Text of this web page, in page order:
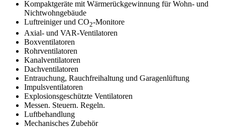
Kompaktgeräte mit Wärmerückgewinnung für Wohn- und
Nichtwohngebäude
Luftreiniger und CO2-Monitore
Axial- und VAR-Ventilatoren
Boxventilatoren
Rohrventilatoren
Kanalventilatoren
Dachventilatoren
Entrauchung, Rauchfreihaltung und Garagenlüftung
Impulsventilatoren
Explosionsgeschützte Ventilatoren
Messen. Steuern. Regeln.
Luftbehandlung
Mechanisches Zubehör